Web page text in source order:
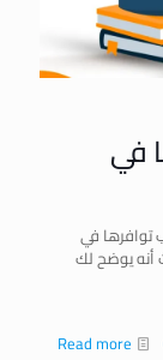
في
توافرها في
أنه يوضح لك
Read more